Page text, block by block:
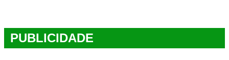
PUBLICIDADE